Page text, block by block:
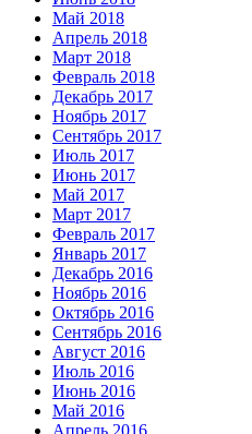
Май 2018
Апрель 2018
Март 2018
Февраль 2018
Декабрь 2017
Ноябрь 2017
Сентябрь 2017
Июль 2017
Июнь 2017
Май 2017
Март 2017
Февраль 2017
Январь 2017
Декабрь 2016
Ноябрь 2016
Октябрь 2016
Сентябрь 2016
Август 2016
Июль 2016
Июнь 2016
Май 2016
Апрель 2016